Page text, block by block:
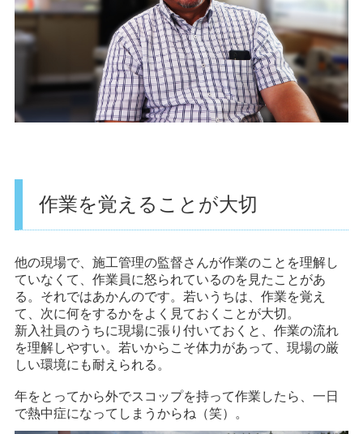
作業を覚えることが大切
他の現場で、施工管理の監督さんが作業のことを理解し
ていなくて、作業員に怒られているのを見たことがあ
る。それではあかんのです。若いうちは、作業を覚え
て、次に何をするかをよく見ておくことが大切。
新入社員のうちに現場に張り付いておくと、作業の流れ
を理解しやすい。若いからこそ体力があって、現場の厳
しい環境にも耐えられる。
年をとってから外でスコップを持って作業したら、一日
で熱中症になってしまうからね（笑）。